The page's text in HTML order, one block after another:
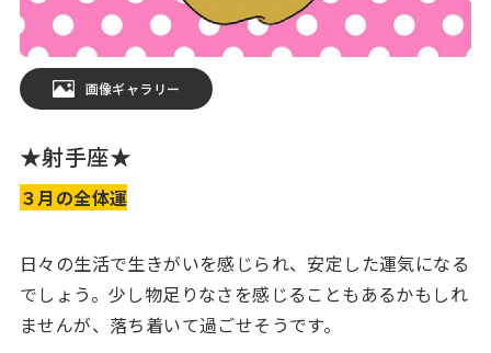
画像ギャラリー
★射手座★
３月の全体運
日々の生活で生きがいを感じられ、安定した運気になる
でしょう。少し物足りなさを感じることもあるかもしれ
ませんが、落ち着いて過ごせそうです。